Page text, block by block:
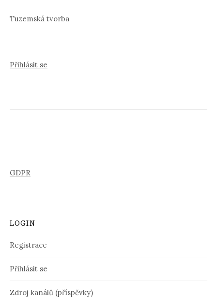
Tuzemská tvorba
Přihlásit se
GDPR
LOGIN
Registrace
Přihlásit se
Zdroj kanálů (příspěvky)